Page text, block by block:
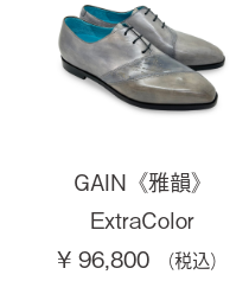
GAIN《雅韻》
ExtraColor
¥ 96,800